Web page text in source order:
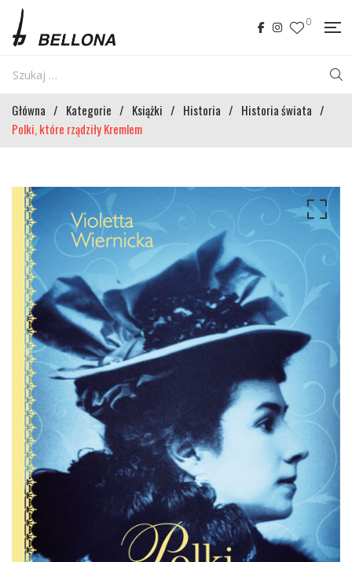
0
Główna / Kategorie / Książki / Historia / Historia świata /
Polki, które rządziły Kremlem